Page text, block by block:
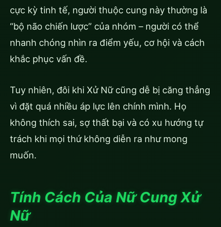
cực kỳ tinh tế, người thuộc cung này thường là
“bộ não chiến lược” của nhóm – người có thể
nhanh chóng nhìn ra điểm yếu, cơ hội và cách
khắc phục vấn đề.
Tuy nhiên, đôi khi Xử Nữ cũng dễ bị căng thẳng
vì đặt quá nhiều áp lực lên chính mình. Họ
không thích sai, sợ thất bại và có xu hướng tự
trách khi mọi thứ không diễn ra như mong
muốn.
Tính Cách Của Nữ Cung Xử
Nữ